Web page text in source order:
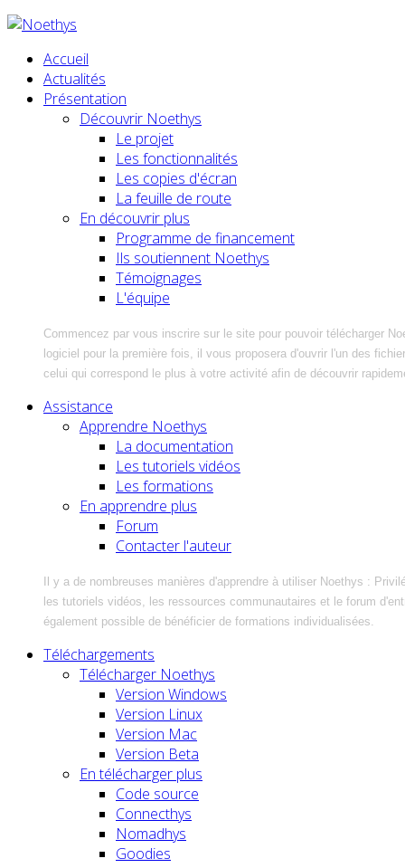
Accueil
Actualités
Présentation
Découvrir Noethys
Le projet
Les fonctionnalités
Les copies d'écran
La feuille de route
En découvrir plus
Programme de financement
Ils soutiennent Noethys
Témoignages
L'équipe
Commencez par vous inscrire sur le site pour pouvoir télécharger
logiciel pour la première fois, il vous proposera d'ouvrir l'un des
celui qui correspond le plus à votre activité afin de découvrir
Assistance
Apprendre Noethys
La documentation
Les tutoriels vidéos
Les formations
En apprendre plus
Forum
Contacter l'auteur
Il y a de nombreuses manières d'apprendre à utiliser Noethys :
les tutoriels vidéos, les ressources communautaires et le forum
également possible de bénéficier de formations individualisées.
Téléchargements
Télécharger Noethys
Version Windows
Version Linux
Version Mac
Version Beta
En télécharger plus
Code source
Connecthys
Nomadhys
Goodies